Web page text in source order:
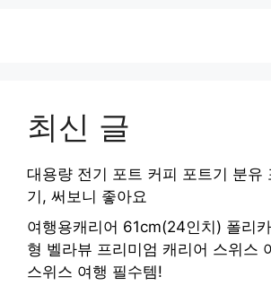
최신 글
대용량 전기 포트 커피 포트기 분유
기, 써보니 좋아요
여행용캐리어 61cm(24인치) 폴리
형 벨라뷰 프리미엄 캐리어 스위스
스위스 여행 필수템!